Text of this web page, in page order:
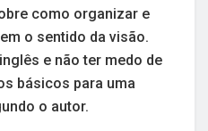
como organizar e
o sentido da visão.
e não ter medo de
básicos para uma
o autor.